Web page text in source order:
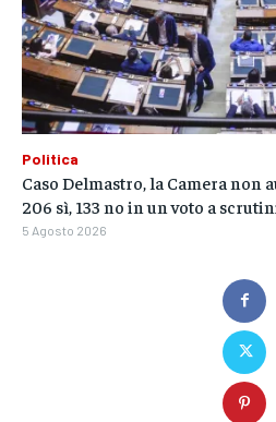
Politica
Caso Delmastro, la Camera non
206 sì, 133 no in un voto a
5 Agosto 2026